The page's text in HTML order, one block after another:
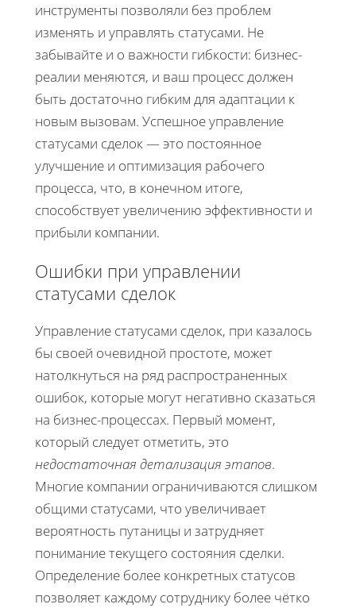
инструменты позволяли без проблем
изменять и управлять статусами. Не
забывайте и о важности гибкости: бизнес-
реалии меняются, и ваш процесс должен
быть достаточно гибким для адаптации к
новым вызовам. Успешное управление
статусами сделок — это постоянное
улучшение и оптимизация рабочего
процесса, что, в конечном итоге,
способствует увеличению эффективности и
прибыли компании.
Ошибки при управлении
статусами сделок
Управление статусами сделок, при казалось
бы своей очевидной простоте, может
натолкнуться на ряд распространенных
ошибок, которые могут негативно сказаться
на бизнес-процессах. Первый момент,
который следует отметить, это
недостаточная детализация этапов.
Многие компании ограничиваются слишком
общими статусами, что увеличивает
вероятность путаницы и затрудняет
понимание текущего состояния сделки.
Определение более конкретных статусов
позволяет каждому сотруднику более чётко